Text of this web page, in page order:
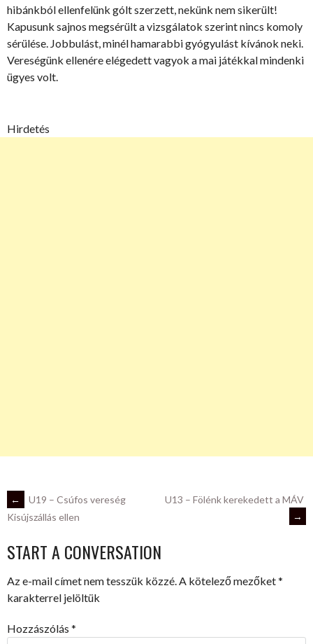
hibánkból ellenfelünk gólt szerzett, nekünk nem sikerült!
Kapusunk sajnos megsérült a vizsgálatok szerint nincs komoly
sérülése. Jobbulást, minél hamarabbi gyógyulást kívánok neki.
Vereségünk ellenére elégedett vagyok a mai játékkal mindenki
ügyes volt.
Hirdetés
POST
NAVIGATION
←
U19 – Csúfos vereség
Kisújszállás ellen
U13 – Fölénk kerekedett a MÁV
→
START A CONVERSATION
Az e-mail címet nem tesszük közzé. A kötelező mezőket*
karakterrel jelöltük
Hozzászólás *